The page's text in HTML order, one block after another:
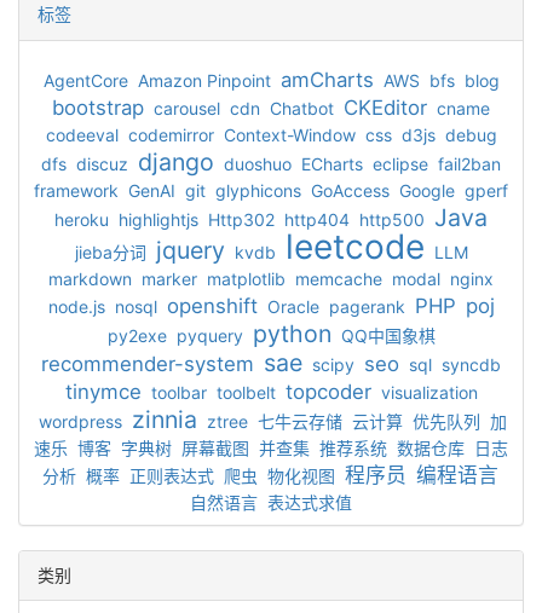
标签
AgentCore Amazon Pinpoint amCharts AWS bfs blog
bootstrap carousel cdn Chatbot CKEditor cname
codeeval codemirror Context-Window css d3js debug
dfs discuz django duoshuo ECharts eclipse fail2ban
framework GenAI git glyphicons GoAccess Google gperf
heroku highlightjs Http302 http404 http500 Java
jieba分词 jquery kvdb leetcode LLM
markdown marker matplotlib memcache modal nginx
node.js nosql openshift Oracle pagerank PHP poj
py2exe pyquery python QQ中国象棋
recommender-system sae scipy seo sql syncdb
tinymce toolbar toolbelt topcoder visualization
wordpress zinnia ztree 七牛云存储 云计算 优先队列 加
速乐 博客 字典树 屏幕截图 并查集 推荐系统 数据仓库 日志
分析 概率 正则表达式 爬虫 物化视图 程序员 编程语言
自然语言 表达式求值
类别